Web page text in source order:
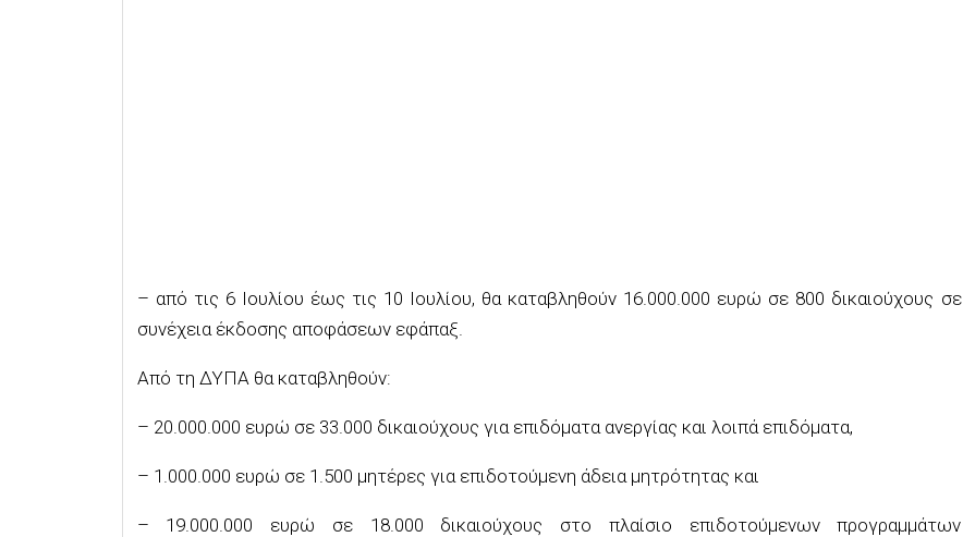
– από τις 6 Ιουλίου έως τις 10 Ιουλίου, θα καταβληθούν 16.000.000 ευρώ σε 800 δικαιούχους σε
συνέχεια έκδοσης αποφάσεων εφάπαξ.
Από τη ΔΥΠΑ θα καταβληθούν:
– 20.000.000 ευρώ σε 33.000 δικαιούχους για επιδόματα ανεργίας και λοιπά επιδόματα,
– 1.000.000 ευρώ σε 1.500 μητέρες για επιδοτούμενη άδεια μητρότητας και
– 19.000.000 ευρώ σε 18.000 δικαιούχους στο πλαίσιο επιδοτούμενων προγραμμάτων